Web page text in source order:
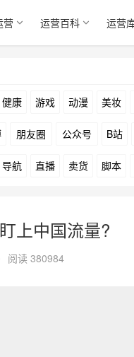
营 运营百科 运营
健康 游戏 动漫 美妆
元宇宙 房地产
朋友圈 公众号 B站
神马 谷歌 Facebook
导航 直播 卖货 脚本
上中国流量?
阅读 380984